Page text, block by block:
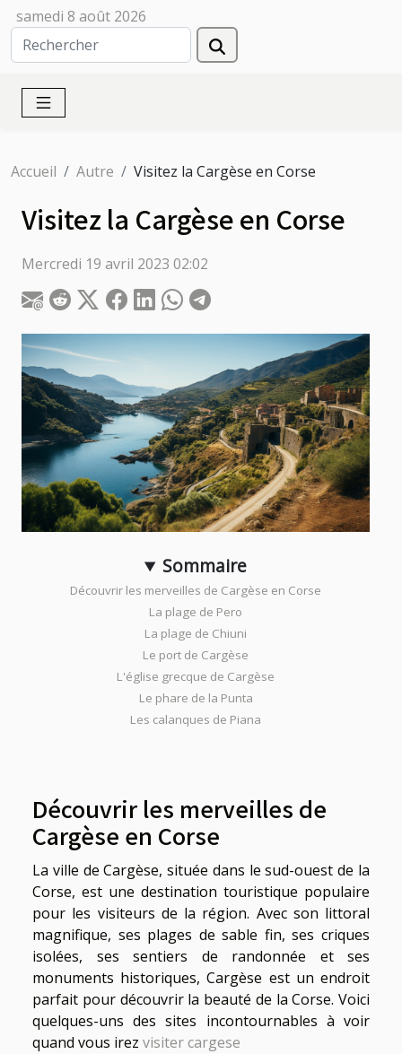
samedi 8 août 2026
Accueil Autre Visitez la Cargèse en Corse
Visitez la Cargèse en Corse
Mercredi 19 avril 2023 02:02
Sommaire
Découvrir les merveilles de Cargèse en Corse
La plage de Pero
La plage de Chiuni
Le port de Cargèse
L'église grecque de Cargèse
Le phare de la Punta
Les calanques de Piana
Découvrir les merveilles de
Cargèse en Corse
La ville de Cargèse, située dans le sud-ouest de la
Corse, est une destination touristique populaire
pour les visiteurs de la région. Avec son littoral
magnifique, ses plages de sable fin, ses criques
isolées, ses sentiers de randonnée et ses
monuments historiques, Cargèse est un endroit
parfait pour découvrir la beauté de la Corse. Voici
quelques-uns des sites incontournables à voir
quand vous irez visiter cargese